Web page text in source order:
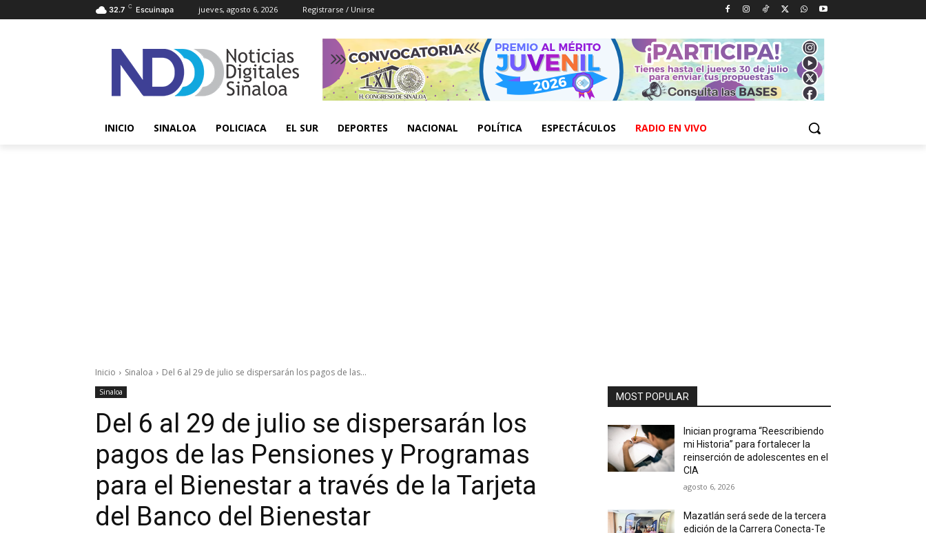
32.7 C Escuinapa jueves, agosto 6, 2026 Registrarse / Unirse
INICIO SINALOA POLICIACA EL SUR DEPORTES NACIONAL POLÍTICA ESPECTÁCULOS RADIO EN VIVO
Inicio Sinaloa Del 6 al 29 de julio se dispersarán los pagos de las...
Sinaloa
Del 6 al 29 de julio se dispersarán los
pagos de las Pensiones y Programas
para el Bienestar a través de la Tarjeta
del Banco del Bienestar
MOST POPULAR
Inician programa “Reescribiendo
mi Historia” para fortalecer la
reinserción de adolescentes en el
CIA
agosto 6, 2026
Mazatlán será sede de la tercera
edición de la Carrera Conecta-Te